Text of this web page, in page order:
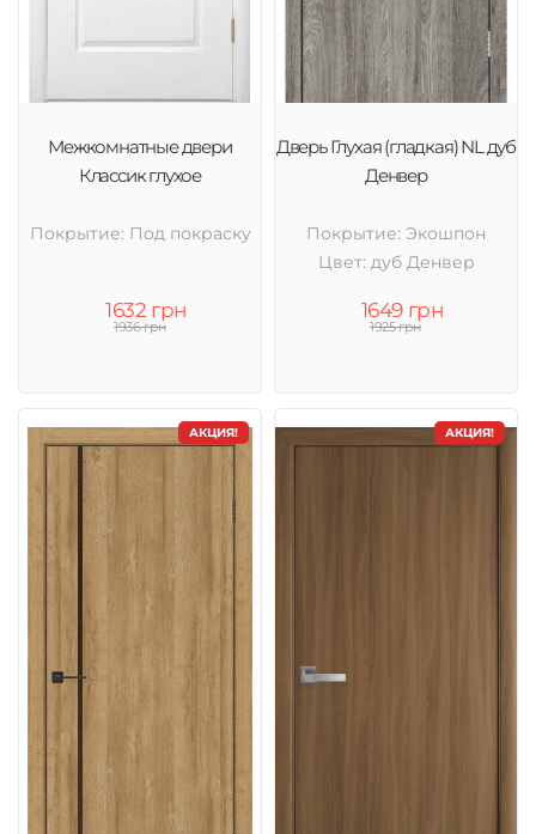
Межкомнатные двери
Классик глухое
Покрытие: Под покраску
1632 грн
1936 грн
Дверь Глухая (гладкая) NL дуб
Денвер
Покрытие: Экошпон
Цвет: дуб Денвер
1649 грн
1925 грн
АКЦИЯ! АКЦИЯ!